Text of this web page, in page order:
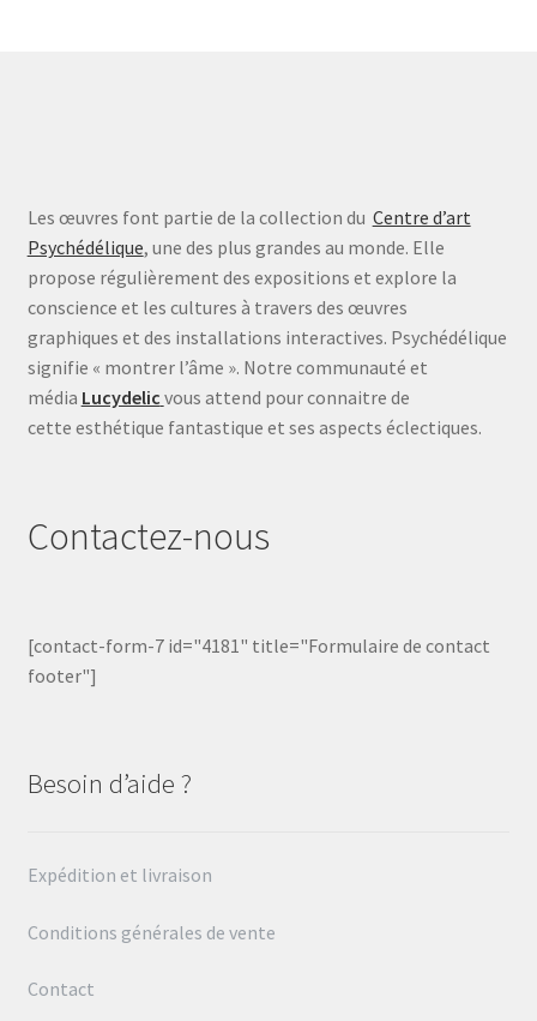
Les œuvres font partie de la collection du Centre d’art
Psychédélique, une des plus grandes au monde. Elle
propose régulièrement des expositions et explore la
conscience et les cultures à travers des œuvres
graphiques et des installations interactives. Psychédélique
signifie « montrer l’âme ». Notre communauté et
média Lucydelic vous attend pour connaitre de
cette esthétique fantastique et ses aspects éclectiques.
Contactez-nous
[contact-form-7 id="4181" title="Formulaire de contact
footer"]
Besoin d’aide ?
Expédition et livraison
Conditions générales de vente
Contact